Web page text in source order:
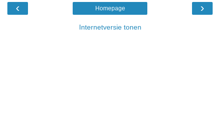
‹ ›
Homepage
Internetversie tonen